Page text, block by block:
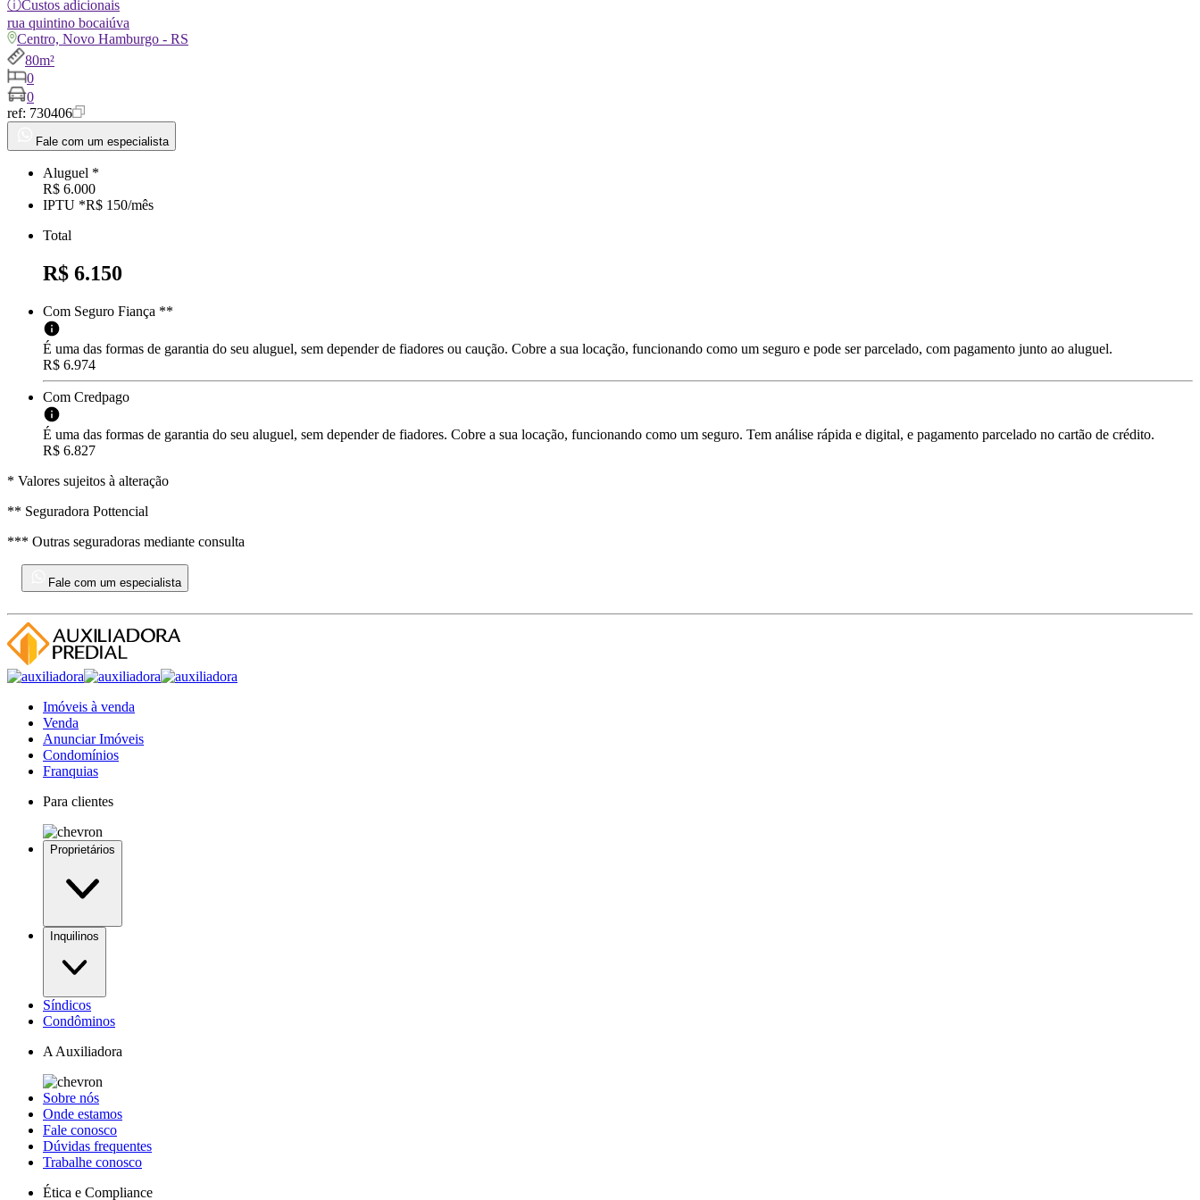
ⓘCustos adicionais
rua quintino bocaiúva
Centro, Novo Hamburgo - RS
80m²
0
0
ref: 730406
Fale com um especialista
Aluguel *
R$ 6.000
IPTU *R$ 150/mês
Total
R$ 6.150
Com Seguro Fiança **
É uma das formas de garantia do seu aluguel, sem depender de fiadores ou caução. Cobre a sua locação, funcionando como um seguro e pode ser parcelado, com pagamento junto ao aluguel.
R$ 6.974
Com Credpago
É uma das formas de garantia do seu aluguel, sem depender de fiadores. Cobre a sua locação, funcionando como um seguro. Tem análise rápida e digital, e pagamento parcelado no cartão de crédito.
R$ 6.827
* Valores sujeitos à alteração
** Seguradora Pottencial
*** Outras seguradoras mediante consulta
Fale com um especialista
Imóveis à venda
Venda
Anunciar Imóveis
Condomínios
Franquias
Para clientes
Proprietários
Inquilinos
Síndicos
Condôminos
A Auxiliadora
Sobre nós
Onde estamos
Fale conosco
Dúvidas frequentes
Trabalhe conosco
Ética e Compliance